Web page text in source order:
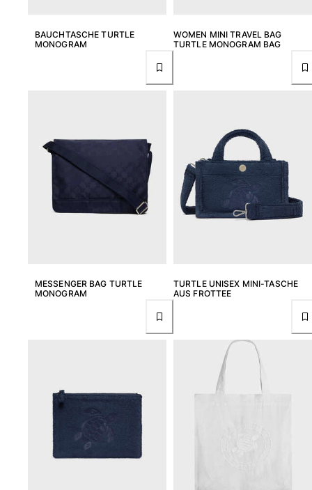
BAUCHTASCHE TURTLE
MONOGRAM
WOMEN MINI TRAVEL BAG
TURTLE MONOGRAM BAG
MESSENGER BAG TURTLE
MONOGRAM
TURTLE UNISEX MINI-TASCHE
AUS FROTTEE